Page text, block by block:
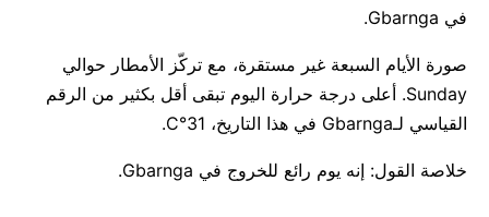
في Gbarnga.
صورة الأيام السبعة غير مستقرة، مع تركّز الأمطار حوالي
Sunday. أعلى درجة حرارة اليوم تبقى أقل بكثير من الرقم
القياسي لـGbarnga في هذا التاريخ، 31°C.
خلاصة القول: إنه يوم رائع للخروج في Gbarnga.